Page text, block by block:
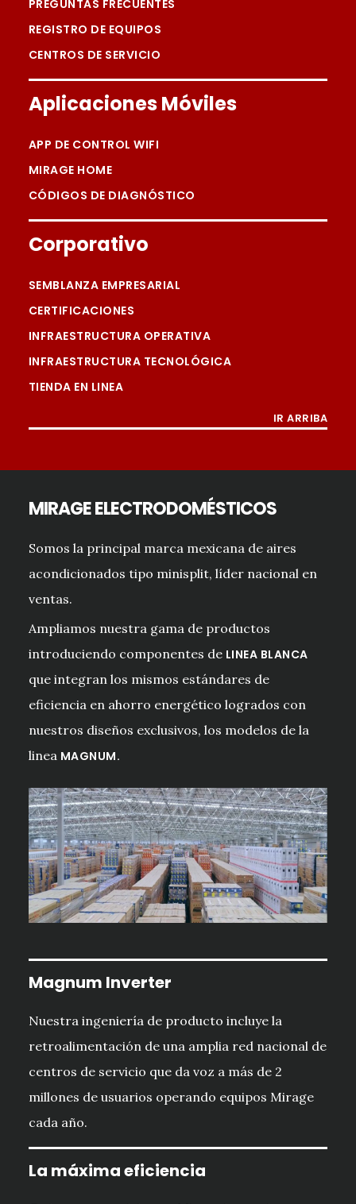
PREGUNTAS FRECUENTES
REGISTRO DE EQUIPOS
CENTROS DE SERVICIO
Aplicaciones Móviles
APP DE CONTROL WIFI
MIRAGE HOME
CÓDIGOS DE DIAGNÓSTICO
Corporativo
SEMBLANZA EMPRESARIAL
CERTIFICACIONES
INFRAESTRUCTURA OPERATIVA
INFRAESTRUCTURA TECNOLÓGICA
TIENDA EN LINEA
IR ARRIBA
MIRAGE ELECTRODOMÉSTICOS
Somos la principal marca mexicana de aires
acondicionados tipo minisplit, líder nacional en
ventas.
Ampliamos nuestra gama de productos
introduciendo componentes de LINEA BLANCA
que integran los mismos estándares de
eficiencia en ahorro energético logrados con
nuestros diseños exclusivos, los modelos de la
linea MAGNUM.
Magnum Inverter
Nuestra ingeniería de producto incluye la
retroalimentación de una amplia red nacional de
centros de servicio que da voz a más de 2
millones de usuarios operando equipos Mirage
cada año.
La máxima eficiencia